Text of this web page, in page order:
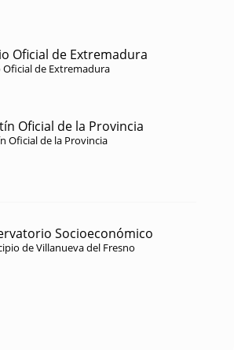
Oficial de Extremadura
Oficial de Extremadura
Oficial de la Provincia
Oficial de la Provincia
Socioeconómico
de Villanueva del Fresno